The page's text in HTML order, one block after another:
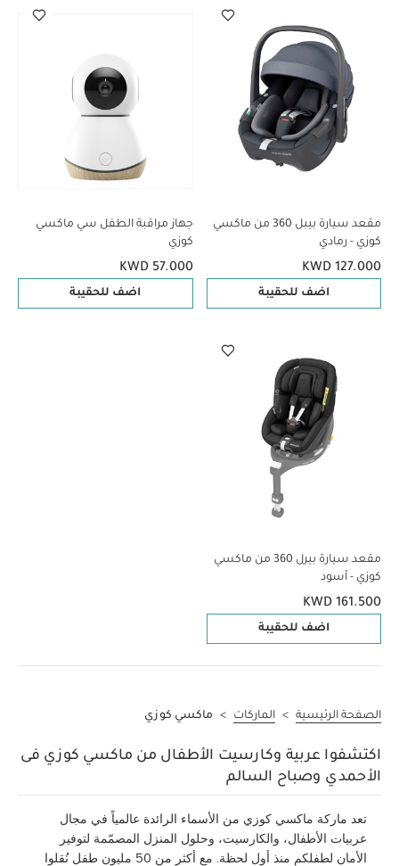
مقعد سيارة بيبل 360 من ماكسي
كوزي - رمادي
KWD 127.000
اضف للحقيبة
جهاز مراقبة الطفل سي ماكسي
كوزي
KWD 57.000
اضف للحقيبة
مقعد سيارة بيرل 360 من ماكسي
كوزي - أسود
KWD 161.500
اضف للحقيبة
الصفحة الرئيسية > الماركات > ماكسي كوزي
اكتشفوا عربية وكارسيت الأطفال من ماكسي كوزي فى
الأحمدي وصباح السالم
تعد ماركة ماكسي كوزي من الأسماء الرائدة عالمياً في مجال
عربيات الأطفال، والكارسيت، وحلول المنزل المصمّمة لتوفير
الأمان لطفلكم منذ أول لحظة. مع أكثر من 50 مليون طفل نُقلوا